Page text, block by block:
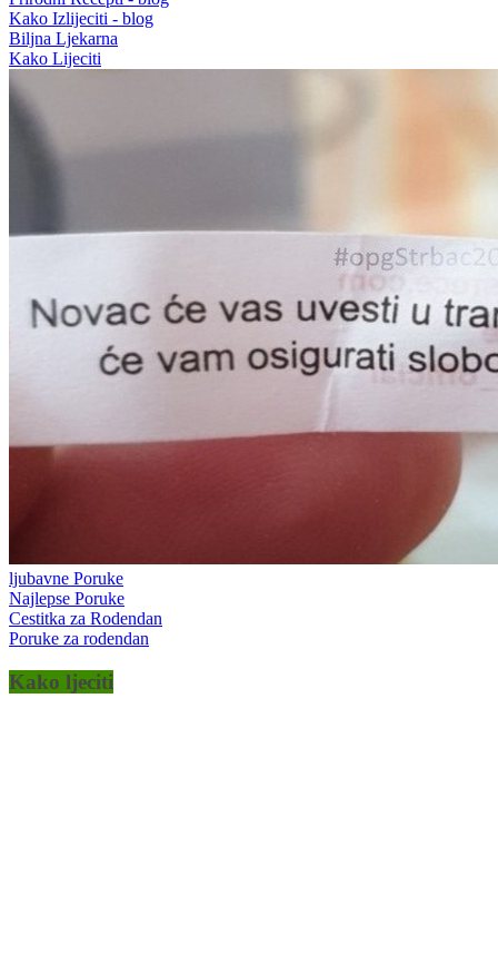
Kako Izlijeciti - blog
Biljna Ljekarna
Kako Lijeciti
ljubavne Poruke
Najlepse Poruke
Cestitka za Rodendan
Poruke za rodendan
Kako ljeciti